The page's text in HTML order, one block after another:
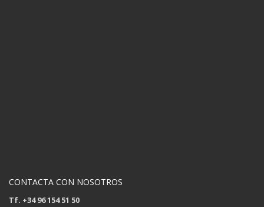
CONTACTA CON NOSOTROS
Tf. +34 96 154 51 50